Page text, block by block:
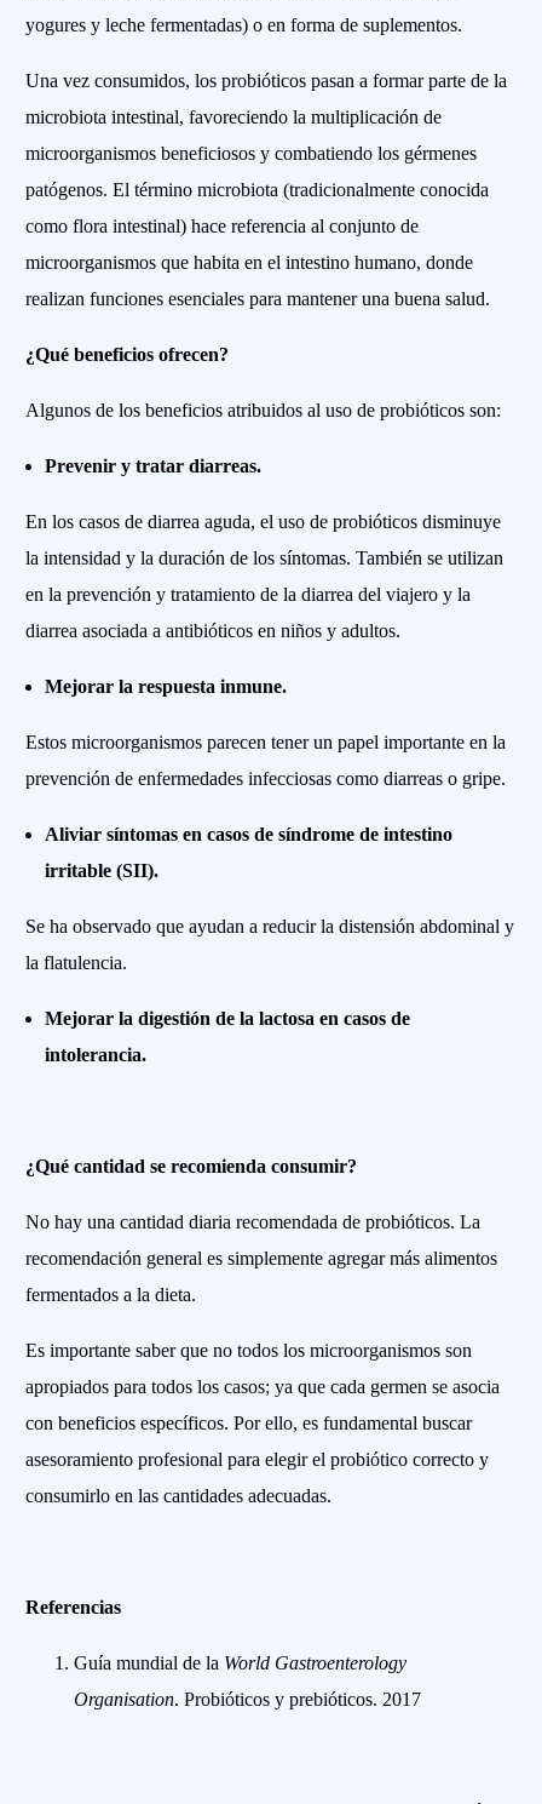
yogures y leche fermentadas) o en forma de suplementos.
Una vez consumidos, los probióticos pasan a formar parte de la
microbiota intestinal, favoreciendo la multiplicación de
microorganismos beneficiosos y combatiendo los gérmenes
patógenos. El término microbiota (tradicionalmente conocida
como flora intestinal) hace referencia al conjunto de
microorganismos que habita en el intestino humano, donde
realizan funciones esenciales para mantener una buena salud.
¿Qué beneficios ofrecen?
Algunos de los beneficios atribuidos al uso de probióticos son:
Prevenir y tratar diarreas.
En los casos de diarrea aguda, el uso de probióticos disminuye
la intensidad y la duración de los síntomas. También se utilizan
en la prevención y tratamiento de la diarrea del viajero y la
diarrea asociada a antibióticos en niños y adultos.
Mejorar la respuesta inmune.
Estos microorganismos parecen tener un papel importante en la
prevención de enfermedades infecciosas como diarreas o gripe.
Aliviar síntomas en casos de síndrome de intestino
irritable (SII).
Se ha observado que ayudan a reducir la distensión abdominal y
la flatulencia.
Mejorar la digestión de la lactosa en casos de
intolerancia.
¿Qué cantidad se recomienda consumir?
No hay una cantidad diaria recomendada de probióticos. La
recomendación general es simplemente agregar más alimentos
fermentados a la dieta.
Es importante saber que no todos los microorganismos son
apropiados para todos los casos; ya que cada germen se asocia
con beneficios específicos. Por ello, es fundamental buscar
asesoramiento profesional para elegir el probiótico correcto y
consumirlo en las cantidades adecuadas.
Referencias
Guía mundial de la World Gastroenterology
Organisation. Probióticos y prebióticos. 2017